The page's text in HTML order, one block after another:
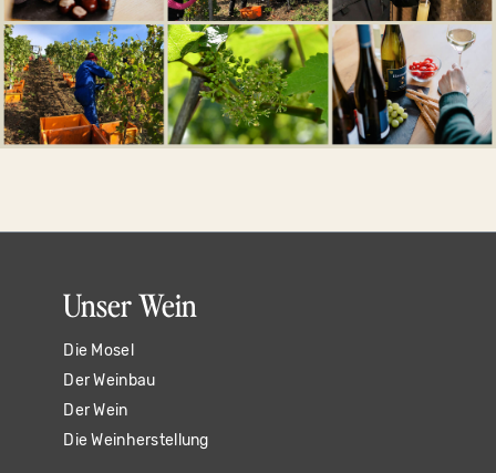
Unser Wein
Die Mosel
Der Weinbau
Der Wein
Die Weinherstellung